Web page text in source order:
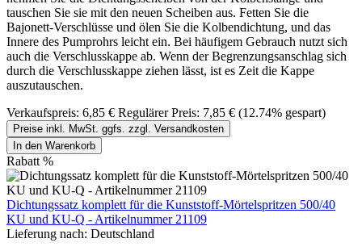
tauschen Sie sie mit den neuen Scheiben aus. Fetten Sie die
Bajonett-Verschlüsse und ölen Sie die Kolbendichtung, und das
Innere des Pumprohrs leicht ein. Bei häufigem Gebrauch nutzt sich
auch die Verschlusskappe ab. Wenn der Begrenzungsanschlag sich
durch die Verschlusskappe ziehen lässt, ist es Zeit die Kappe
auszutauschen.
Verkaufspreis: 6,85 € Regulärer Preis: 7,85 € (12.74% gespart)
Preise inkl. MwSt. ggfs. zzgl. Versandkosten
In den Warenkorb
Rabatt %
Dichtungssatz komplett für die Kunststoff-Mörtelspritzen 500/40
KU und KU-Q - Artikelnummer 21109
Lieferung nach: Deutschland